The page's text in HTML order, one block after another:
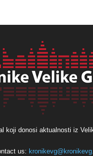
koji donosi aktualnosti iz
us: